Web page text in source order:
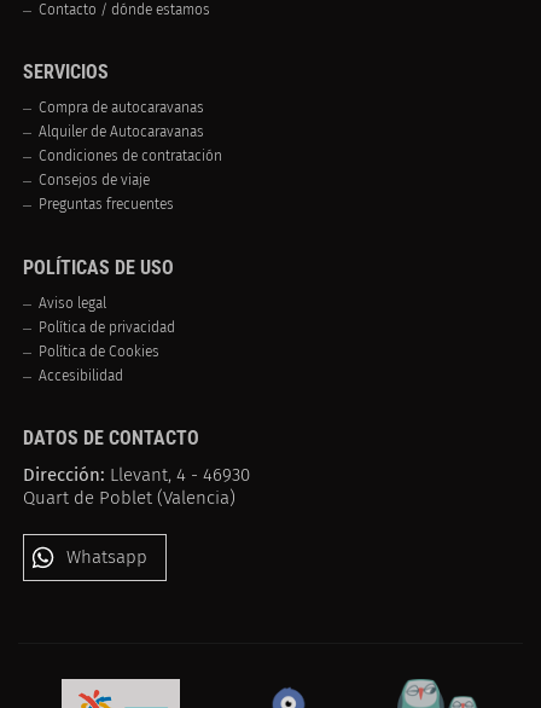
Contacto / dónde estamos
SERVICIOS
Compra de autocaravanas
Alquiler de Autocaravanas
Condiciones de contratación
Consejos de viaje
Preguntas frecuentes
POLÍTICAS DE USO
Aviso legal
Política de privacidad
Política de Cookies
Accesibilidad
DATOS DE CONTACTO
Dirección: Llevant, 4 - 46930
Quart de Poblet (Valencia)
Whatsapp